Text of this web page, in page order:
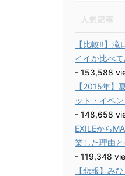
【比較!!】
イイか比べて
- 153,588
【2015年】
ット・イベ
- 148,658
EXILEから
業した理由
- 119,348
【悲報】み